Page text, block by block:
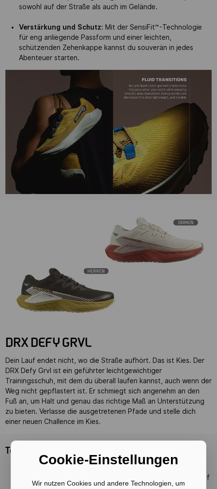
Cookie-Einstellungen
Wir nutzen Cookies und andere Technologien, um
sowohl auf der Straße als auch im Gelände.
Verstärkung und Schutz: Mit der SensiFit™-Technologie
für eng anliegende Passform und einer leichten,
schützenden Zehenkappe kannst du souverän in jedes
Abenteuer starten.
DRX DEFY GRVL
Dein Lauf endet nicht, wo die Straße aufhört. Das ist Kies. Der
DRX Defy Grvl ist ein geführter leichtgewichtiger
Trainingsschuh, mit dem du überall laufen kannst, auch wenn der
Weg nicht gepflastert ist. Er schmiegt sich angenehm an den
Fuß an, um Halt und genau das richtige Maß an Unterstützung
zu bieten. Verlasse die ausgetretenen Pfade und stelle dich
einer neuen Challence im Kies.
Top Features:
Das Active Chassis ist darauf